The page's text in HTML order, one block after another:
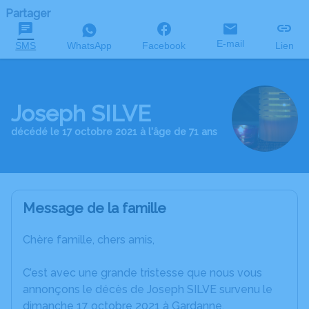
Partager
SMS WhatsApp Facebook E-mail Lien
Joseph SILVE
décédé le 17 octobre 2021 à l'âge de 71 ans
Message de la famille
Chère famille, chers amis,
C’est avec une grande tristesse que nous vous
annonçons le décès de Joseph SILVE survenu le
dimanche 17 octobre 2021 à Gardanne.